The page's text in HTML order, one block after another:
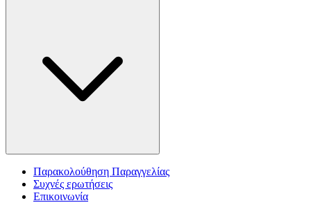
Παρακολούθηση Παραγγελίας
Συχνές ερωτήσεις
Επικοινωνία